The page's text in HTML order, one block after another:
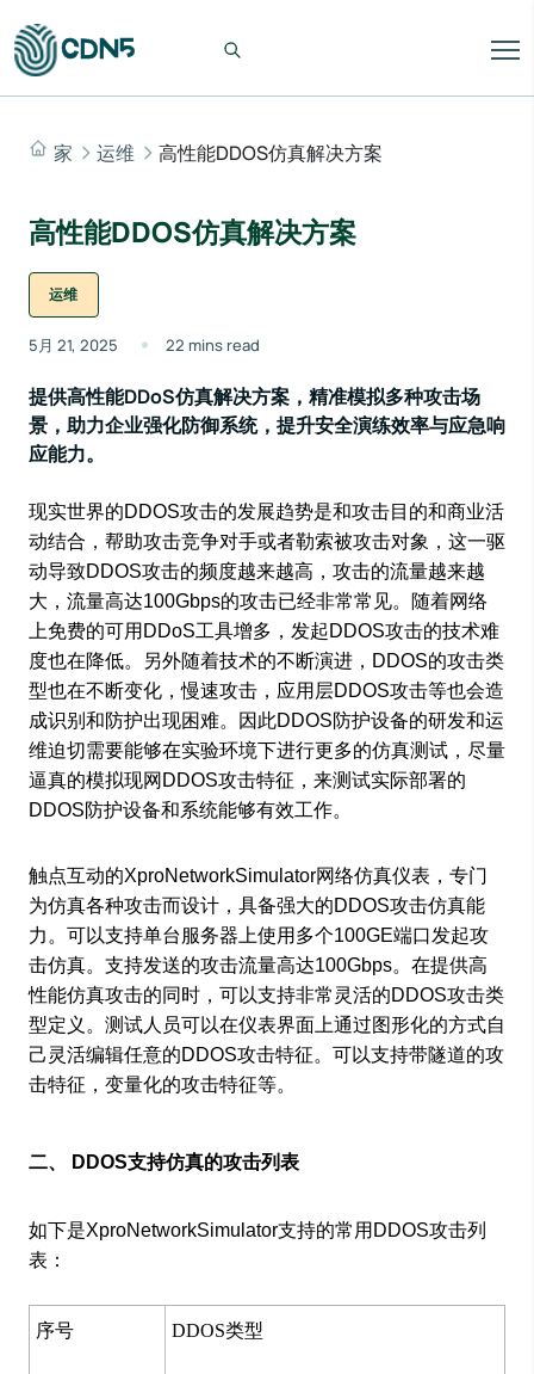
家 运维 高性能DDOS仿真解决方案
高性能DDOS仿真解决方案
运维
5月 21, 2025 22 mins read
提供高性能DDoS仿真解决方案，精准模拟多种攻击场
景，助力企业强化防御系统，提升安全演练效率与应急响
应能力。
现实世界的DDOS攻击的发展趋势是和攻击目的和商业活
动结合，帮助攻击竞争对手或者勒索被攻击对象，这一驱
动导致DDOS攻击的频度越来越高，攻击的流量越来越
大，流量高达100Gbps的攻击已经非常常见。随着网络
上免费的可用DDoS工具增多，发起DDOS攻击的技术难
度也在降低。另外随着技术的不断演进，DDOS的攻击类
型也在不断变化，慢速攻击，应用层DDOS攻击等也会造
成识别和防护出现困难。因此DDOS防护设备的研发和运
维迫切需要能够在实验环境下进行更多的仿真测试，尽量
逼真的模拟现网DDOS攻击特征，来测试实际部署的
DDOS防护设备和系统能够有效工作。
触点互动的XproNetworkSimulator网络仿真仪表，专门
为仿真各种攻击而设计，具备强大的DDOS攻击仿真能
力。可以支持单台服务器上使用多个100GE端口发起攻
击仿真。支持发送的攻击流量高达100Gbps。在提供高
性能仿真攻击的同时，可以支持非常灵活的DDOS攻击类
型定义。测试人员可以在仪表界面上通过图形化的方式自
己灵活编辑任意的DDOS攻击特征。可以支持带隧道的攻
击特征，变量化的攻击特征等。
二、 DDOS支持仿真的攻击列表
如下是XproNetworkSimulator支持的常用DDOS攻击列
表：
序号 DDOS类型